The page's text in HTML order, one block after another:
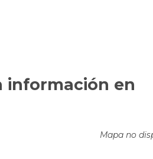
información en
Mapa no